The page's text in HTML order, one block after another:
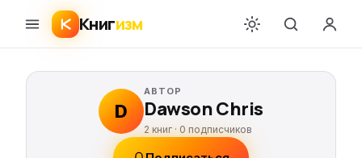
Книгизм
D
АВТОР
Dawson Chris
2 книг ·0 подписчиков